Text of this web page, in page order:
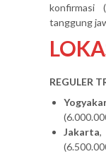
konfirmasi (
tanggung
REGULER
Jakarta,